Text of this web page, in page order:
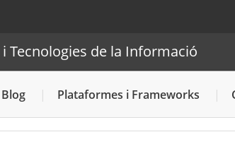
Tecnologies de la Informació
Blog Plataformes i Frameworks